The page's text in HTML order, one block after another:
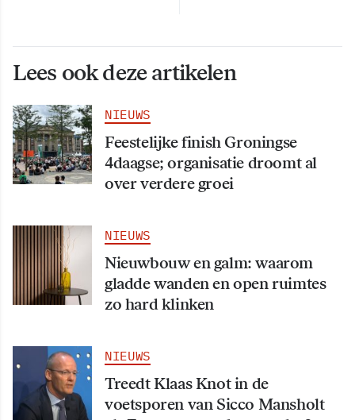
Lees ook deze artikelen
NIEUWS
Feestelijke finish Groningse
4daagse; organisatie droomt al
over verdere groei
NIEUWS
Nieuwbouw en galm: waarom
gladde wanden en open ruimtes
zo hard klinken
NIEUWS
Treedt Klaas Knot in de
voetsporen van Sicco Mansholt